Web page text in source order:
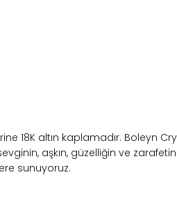
18K altın kaplamadır. Boleyn
aşkın, güzelliğin ve
sunuyoruz.